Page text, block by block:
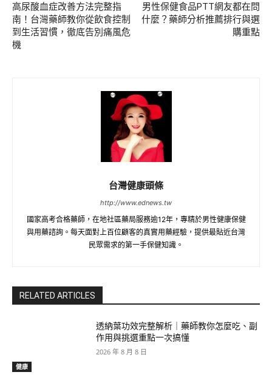
高尿酸血症改善方法完整指
南！台灣藥師教你從飲食控制
到生活習慣，徹底告別痛風危
機
男性保健食品PTT網友都在問
什麼？藥師分析推薦排行與選
購重點
台灣健康頭條
http://www.ednews.tw
國家高考合格藥師，在地社區藥局服務逾12年，專精於男性健康保健
與用藥諮詢。每天面對上百位顧客的真實用藥經驗，提供最貼近台灣
民眾需求的第一手保健知識。
RELATED ARTICLES
健康
透納葉功效完整解析｜藥師教你怎麼吃、副
作用與挑選重點一次搞懂
2026 年 8 月 8 日